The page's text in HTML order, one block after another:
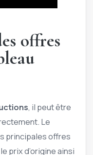
offres
, il peut être
Le
principales offres
prix d’origine ainsi